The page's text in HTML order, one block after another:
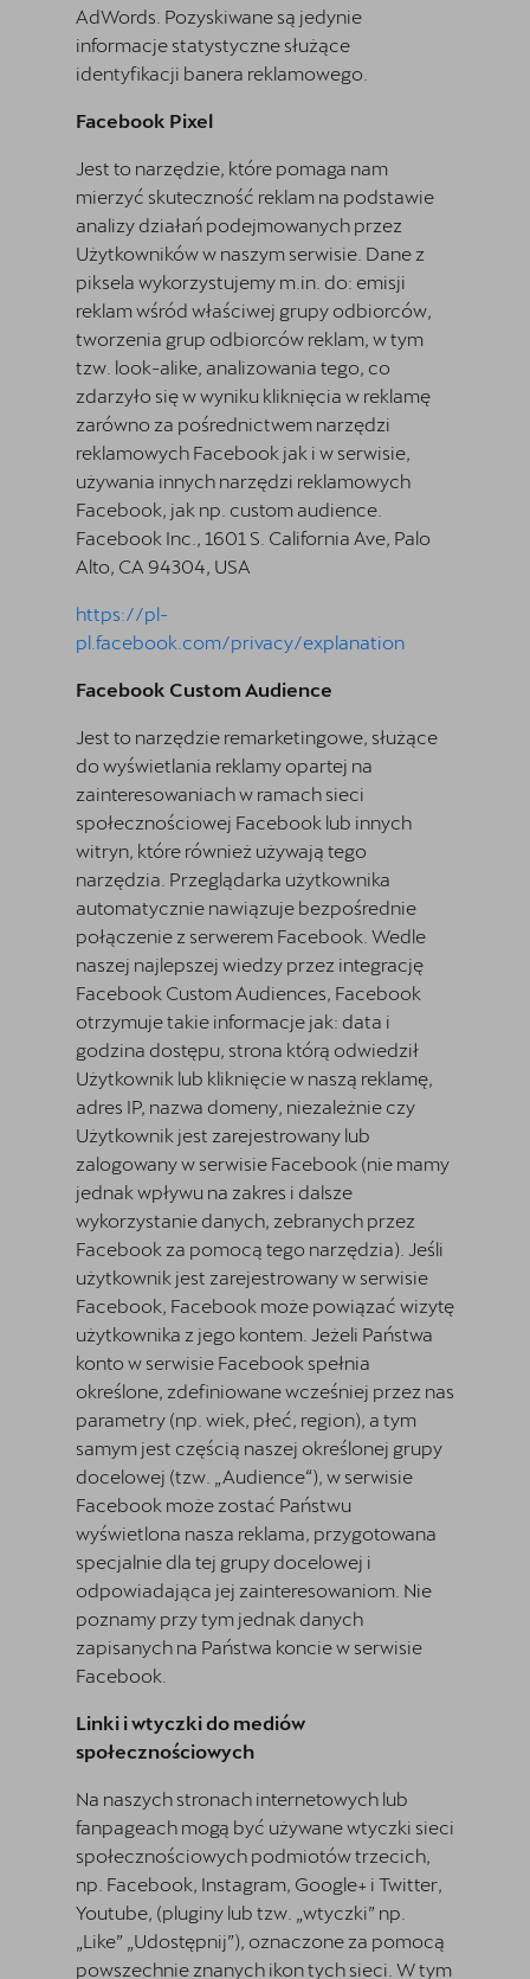
AdWords. Pozyskiwane są jedynie
informacje statystyczne służące
identyfikacji banera reklamowego.
Facebook Pixel
Jest to narzędzie, które pomaga nam
mierzyć skuteczność reklam na podstawie
analizy działań podejmowanych przez
Użytkowników w naszym serwisie. Dane z
piksela wykorzystujemy m.in. do: emisji
reklam wśród właściwej grupy odbiorców,
tworzenia grup odbiorców reklam, w tym
tzw. look-alike, analizowania tego, co
zdarzyło się w wyniku kliknięcia w reklamę
zarówno za pośrednictwem narzędzi
reklamowych Facebook jak i w serwisie,
używania innych narzędzi reklamowych
Facebook, jak np. custom audience.
Facebook Inc., 1601 S. California Ave, Palo
Alto, CA 94304, USA
https://pl-
pl.facebook.com/privacy/explanation
Facebook Custom Audience
Jest to narzędzie remarketingowe, służące
do wyświetlania reklamy opartej na
zainteresowaniach w ramach sieci
społecznościowej Facebook lub innych
witryn, które również używają tego
narzędzia. Przeglądarka użytkownika
automatycznie nawiązuje bezpośrednie
połączenie z serwerem Facebook. Wedle
naszej najlepszej wiedzy przez integrację
Facebook Custom Audiences, Facebook
otrzymuje takie informacje jak: data i
godzina dostępu, strona którą odwiedził
Użytkownik lub kliknięcie w naszą reklamę,
adres IP, nazwa domeny, niezależnie czy
Użytkownik jest zarejestrowany lub
zalogowany w serwisie Facebook (nie mamy
jednak wpływu na zakres i dalsze
wykorzystanie danych, zebranych przez
Facebook za pomocą tego narzędzia). Jeśli
użytkownik jest zarejestrowany w serwisie
Facebook, Facebook może powiązać wizytę
użytkownika z jego kontem. Jeżeli Państwa
konto w serwisie Facebook spełnia
określone, zdefiniowane wcześniej przez nas
parametry (np. wiek, płeć, region), a tym
samym jest częścią naszej określonej grupy
docelowej (tzw. „Audience“), w serwisie
Facebook może zostać Państwu
wyświetlona nasza reklama, przygotowana
specjalnie dla tej grupy docelowej i
odpowiadająca jej zainteresowaniom. Nie
poznamy przy tym jednak danych
zapisanych na Państwa koncie w serwisie
Facebook.
Linki i wtyczki do mediów
społecznościowych
Na naszych stronach internetowych lub
fanpageach mogą być używane wtyczki sieci
społecznościowych podmiotów trzecich,
np. Facebook, Instagram, Google+ i Twitter,
Youtube, (pluginy lub tzw. „wtyczki” np.
„Like” „Udostępnij”), oznaczone za pomocą
powszechnie znanych ikon tych sieci. W tym